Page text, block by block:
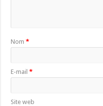
Nom*
E-mail*
Site web